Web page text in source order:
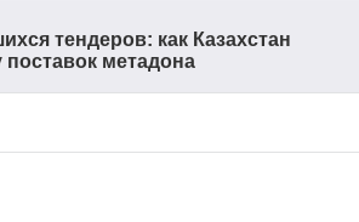
тендеров: как Казахстан
метадона